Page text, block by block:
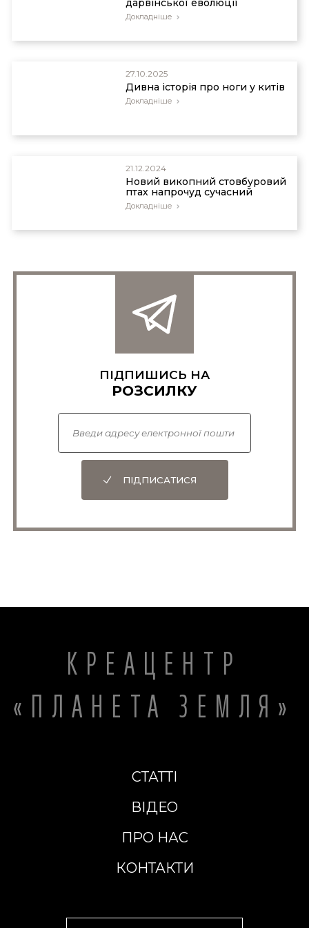
дарвінської еволюції
Докладніше
27.10.2025
Дивна історія про ноги у китів
Докладніше
21.12.2024
Новий викопний стовбуровий
птах напрочуд сучасний
Докладніше
ПІДПИШИСЬ НА
РОЗСИЛКУ
ПІДПИСАТИСЯ
КРЕАЦЕНТР
«ПЛАНЕТА ЗЕМЛЯ»
СТАТТІ
ВІДЕО
ПРО НАС
КОНТАКТИ